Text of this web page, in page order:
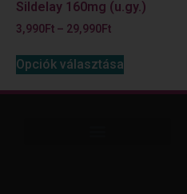
Sildelay 160mg (u.gy.)
3,990Ft – 29,990Ft
Opciók választása